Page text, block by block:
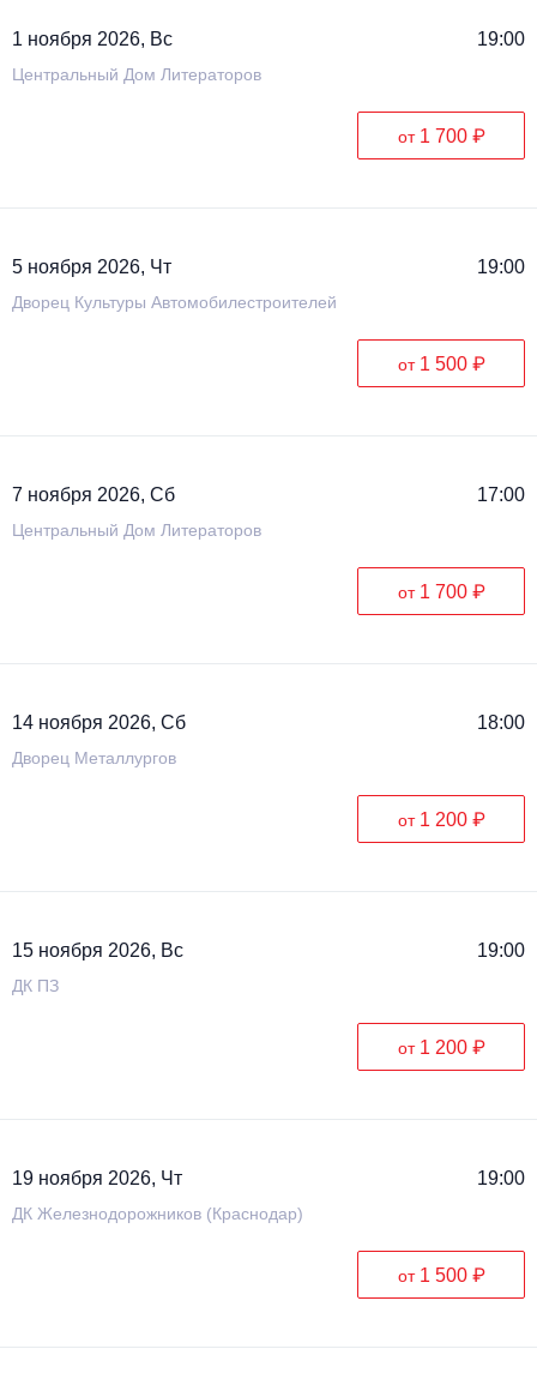
1 ноября 2026, Вс 19:00
Центральный Дом Литераторов
от 1 700 ₽
5 ноября 2026, Чт 19:00
Дворец Культуры Автомобилестроителей
от 1 500 ₽
7 ноября 2026, Сб 17:00
Центральный Дом Литераторов
от 1 700 ₽
14 ноября 2026, Сб 18:00
Дворец Металлургов
от 1 200 ₽
15 ноября 2026, Вс 19:00
ДК ПЗ
от 1 200 ₽
19 ноября 2026, Чт 19:00
ДК Железнодорожников (Краснодар)
от 1 500 ₽